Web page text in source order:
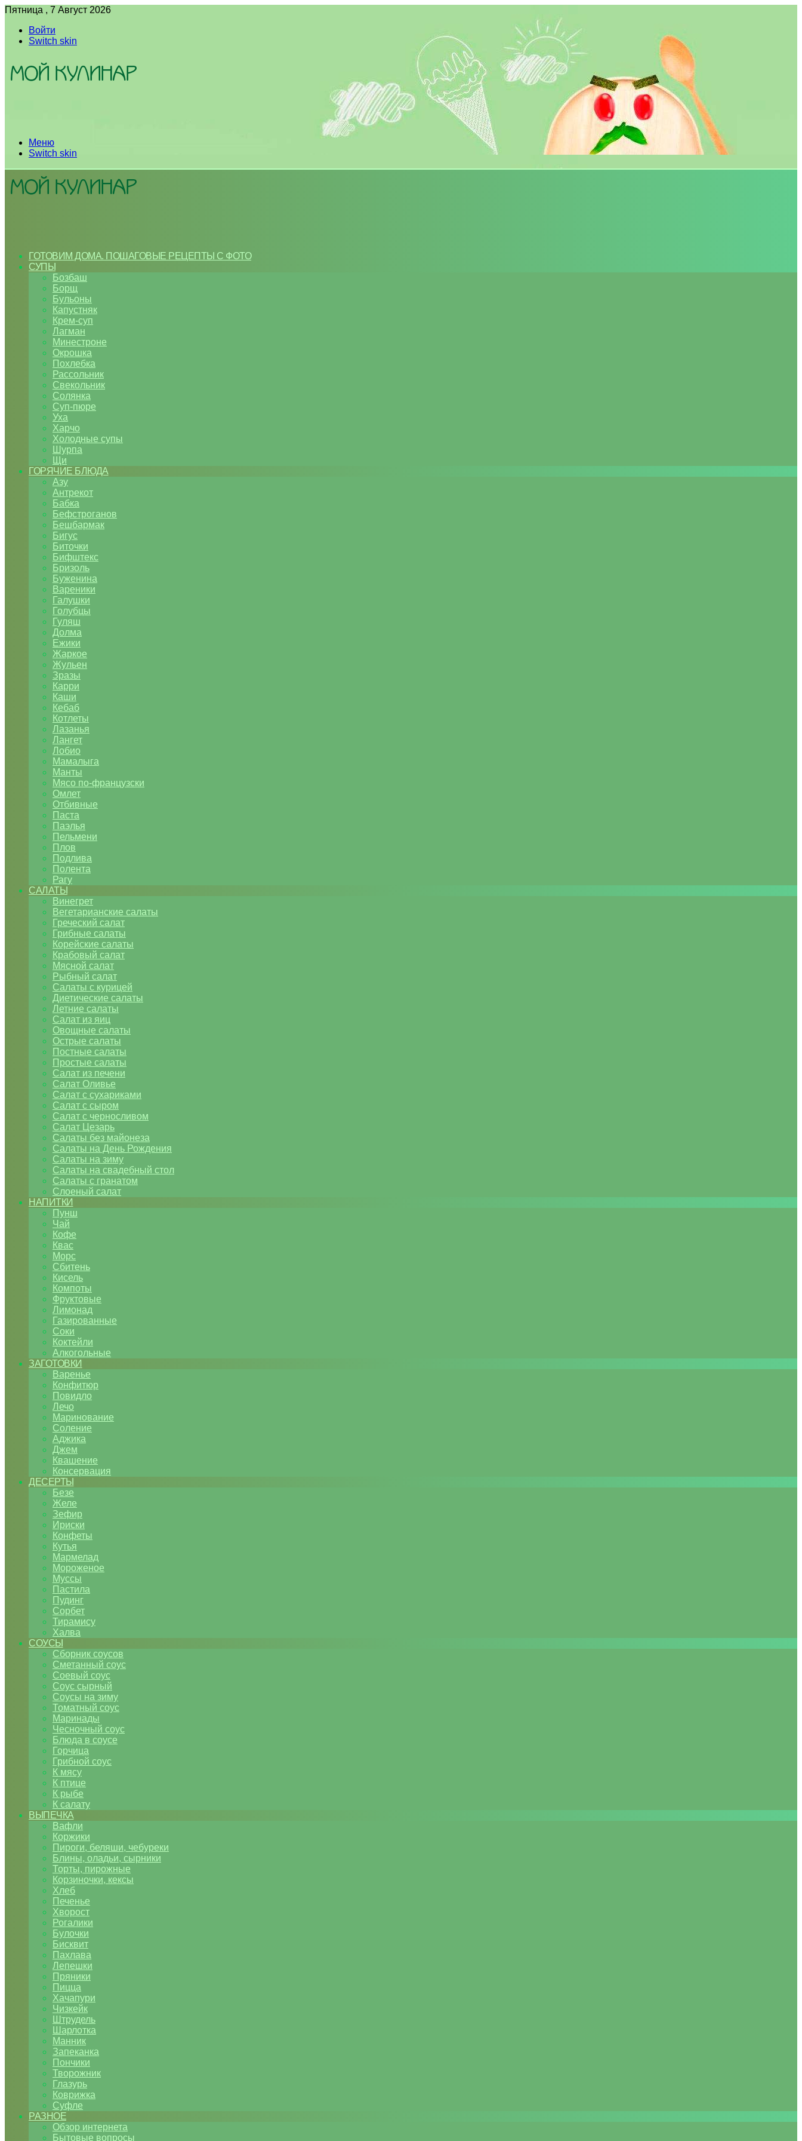
Пятница , 7 Август 2026
Войти
Switch skin
Меню
Switch skin
ГОТОВИМ ДОМА. ПОШАГОВЫЕ РЕЦЕПТЫ С ФОТО
СУПЫ
Бозбаш
Борщ
Бульоны
Капустняк
Крем-суп
Лагман
Минестроне
Окрошка
Похлебка
Рассольник
Свекольник
Солянка
Суп-пюре
Уха
Харчо
Холодные супы
Шурпа
Щи
ГОРЯЧИЕ БЛЮДА
Азу
Антрекот
Бабка
Бефстроганов
Бешбармак
Бигус
Биточки
Бифштекс
Бризоль
Буженина
Вареники
Галушки
Голубцы
Гуляш
Долма
Ежики
Жаркое
Жульен
Зразы
Карри
Каши
Кебаб
Котлеты
Лазанья
Лангет
Лобио
Мамалыга
Манты
Мясо по-французски
Омлет
Отбивные
Паста
Паэлья
Пельмени
Плов
Подлива
Полента
Рагу
САЛАТЫ
Винегрет
Вегетарианские салаты
Греческий салат
Грибные салаты
Корейские салаты
Крабовый салат
Мясной салат
Рыбный салат
Салаты с курицей
Диетические салаты
Летние салаты
Салат из яиц
Овощные салаты
Острые салаты
Постные салаты
Простые салаты
Салат из печени
Салат Оливье
Салат с сухариками
Салат с сыром
Салат с черносливом
Салат Цезарь
Салаты без майонеза
Салаты на День Рождения
Салаты на зиму
Салаты на свадебный стол
Салаты с гранатом
Слоеный салат
НАПИТКИ
Пунш
Чай
Кофе
Квас
Морс
Сбитень
Кисель
Компоты
Фруктовые
Лимонад
Газированные
Соки
Коктейли
Алкогольные
ЗАГОТОВКИ
Варенье
Конфитюр
Повидло
Лечо
Маринование
Соление
Аджика
Джем
Квашение
Консервация
ДЕСЕРТЫ
Безе
Желе
Зефир
Ириски
Конфеты
Кутья
Мармелад
Мороженое
Муссы
Пастила
Пудинг
Сорбет
Тирамису
Халва
СОУСЫ
Сборник соусов
Сметанный соус
Соевый соус
Соус сырный
Соусы на зиму
Томатный соус
Маринады
Чесночный соус
Блюда в соусе
Горчица
Грибной соус
К мясу
К птице
К рыбе
К салату
ВЫПЕЧКА
Вафли
Коржики
Пироги, беляши, чебуреки
Блины, оладьи, сырники
Торты, пирожные
Корзиночки, кексы
Хлеб
Печенье
Хворост
Рогалики
Булочки
Бисквит
Пахлава
Лепешки
Пряники
Пицца
Хачапури
Чизкейк
Штрудель
Шарлотка
Манник
Запеканка
Пончики
Творожник
Глазурь
Коврижка
Суфле
РАЗНОЕ
Обзор интернета
Бытовые вопросы